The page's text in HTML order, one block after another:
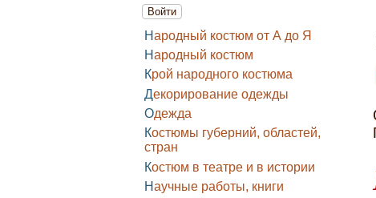
Войти
Народный костюм от А до Я
Народный костюм
Крой народного костюма
Декорирование одежды
Одежда
Костюмы губерний, областей,
стран
Костюм в театре и в истории
Научные работы, книги